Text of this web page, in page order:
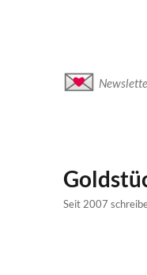
Seit 2007